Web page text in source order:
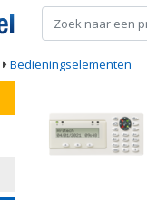
Bedieningselementen